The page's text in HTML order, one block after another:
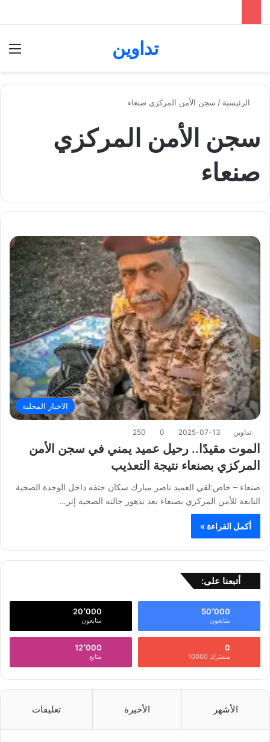
تداوين
الرئيسية / سجن الأمن المركزي صنعاء
سجن الأمن المركزي
صنعاء
الاخبار المحلية
تداوين 2025-07-13
0
250
الموت مقيدًا.. رحيل عميد يمني في سجن الأمن
المركزي بصنعاء نتيجة التعذيب
صنعاء – خاص:لقي العميد ناصر مبارك سكان حتفه داخل الوحدة الصحية
التابعة للأمن المركزي بصنعاء بعد تدهور حالته الصحية إثر…
أكمل القراءة »
أتبعنا على:
50٬000
متابعون
20٬000
متابعون
0
مشترك 10000
12٬000
متابع
الأشهر الأخيرة تعليقات